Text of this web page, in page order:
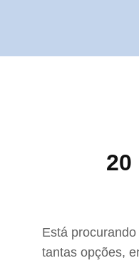
Está
tantas opções,